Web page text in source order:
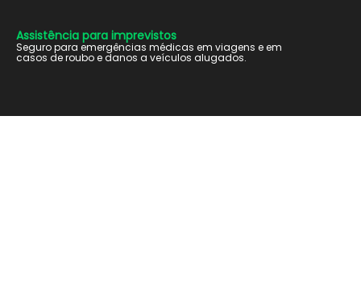
Assistência para imprevistos
Seguro para emergências médicas em viagens e em
casos de roubo e danos a veículos alugados.